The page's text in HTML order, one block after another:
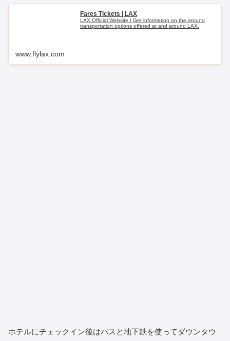
Fares Tickets | LAX
LAX Official Website | Get information on the ground
transportation options offered at and around LAX.
www.flylax.com
ホテルにチェックイン後はバスと地下鉄を使ってダウンタウ